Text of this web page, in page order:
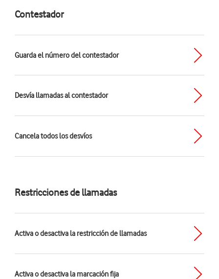
Contestador
Guarda el número del contestador
Desvía llamadas al contestador
Cancela todos los desvíos
Restricciones de llamadas
Activa o desactiva la restricción de llamadas
Activa o desactiva la marcación fija